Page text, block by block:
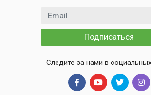
Email адрес
Подписаться
Следите за нами в